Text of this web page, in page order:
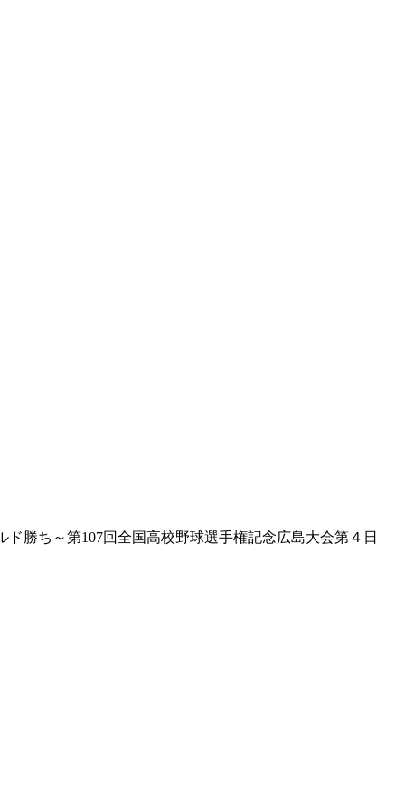
勝ち～第107回全国高校野球選手権記念広島大会第４日